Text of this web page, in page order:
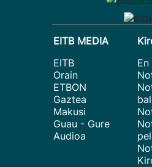
EITB MEDIA
EITB
Orain
ETBON
Gaztea
Makusi
Guau - Gure
Audioa